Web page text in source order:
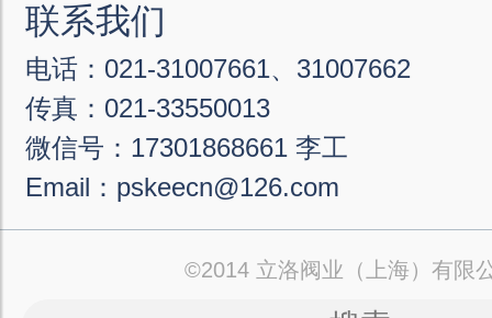
联系我们
电话：021-31007661、31007662
传真：021-33550013
微信号：17301868661 李工
Email：pskeecn@126.com
©2014 立洛阀业（上海）有限